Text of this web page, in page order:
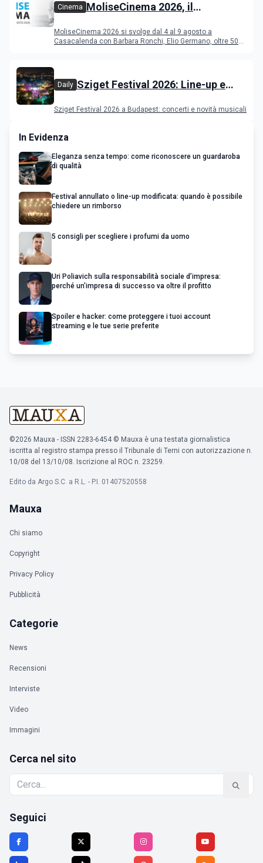
Cinema MoliseCinema 2026, il
MoliseCinema 2026 si svolge dal 4 al 9 agosto a
Casacalenda con Barbara Ronchi, Elio Germano, oltre 50
Daily Sziget Festival 2026: Line-up e
Sziget Festival 2026 a Budapest: concerti e novità musicali
In Evidenza
Eleganza senza tempo: come riconoscere un guardaroba
di qualità
Festival annullato o line-up modificata: quando è possibile
chiedere un rimborso
5 consigli per scegliere i profumi da uomo
Uri Poliavich sulla responsabilità sociale d’impresa:
perché un’impresa di successo va oltre il profitto
Spoiler e hacker: come proteggere i tuoi account
streaming e le tue serie preferite
©2026 Mauxa - ISSN 2283-6454 © Mauxa è una testata giornalistica
iscritta al registro stampa presso il Tribunale di Terni con autorizzazione n.
10/08 del 13/10/08. Iscrizione al ROC n. 23259.
Edito da Argo S.C. a R.L. - P.I. 01407520558
Mauxa
Chi siamo
Copyright
Privacy Policy
Pubblicità
Categorie
News
Recensioni
Interviste
Video
Immagini
Cerca nel sito
Seguici